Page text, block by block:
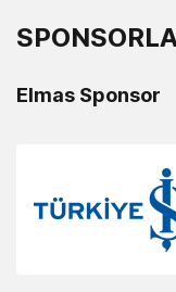
Elmas Sponsor